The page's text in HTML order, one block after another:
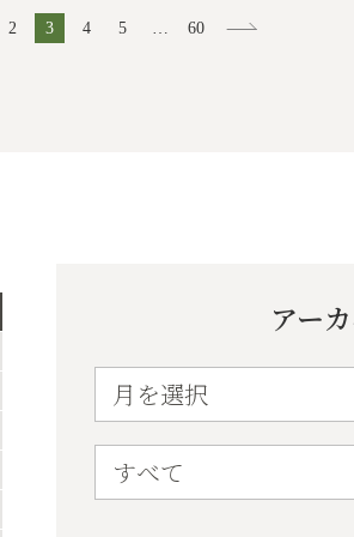
2 3 4 5 … 60
アー